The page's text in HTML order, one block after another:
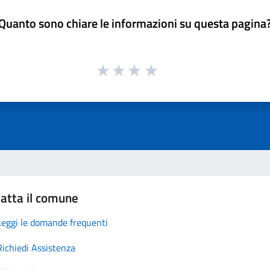
sono chiare le informazioni su questa
il comune
le domande frequenti
Assistenza